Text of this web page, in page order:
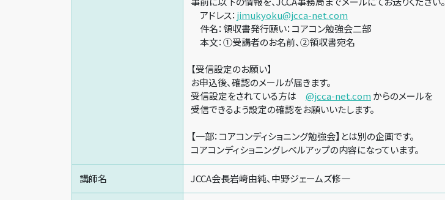
アドレス： jimukyoku@jcca-net.com
件名：領収書発行願い：コアコン勉強会二部
本文：①受講者のお名前、②領収書宛名
【受信設定のお願い】
お申込後、確認のメールが届きます。
受信設定をされている方は @jcca-net.com からのメールを
受信できるよう設定の確認をお願いいたします。
【一部：コアコンディショニング勉強会】とは別の企画です。
コアコンディショニングレベルアップの内容になっています。
講師名 JCCA会長岩﨑由純、中野ジェームズ修一